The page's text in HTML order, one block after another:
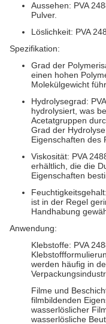
Aussehen: PVA
Pulver.
Löslichkeit: PVA
Spezifikation:
Grad der
einen hohen
Molekülgewicht
Hydrolysegrad:
hydrolysiert, was
Acetatgruppen
Grad der
Eigenschaften des
Viskosität: PVA
erhältlich, die die
Eigenschaften
ist in der Regel
Handhabung
Anwendung:
Klebstoffe: PVA
werden häufig in
Filme und
filmbildenden
wasserlöslicher
wasserlösliche